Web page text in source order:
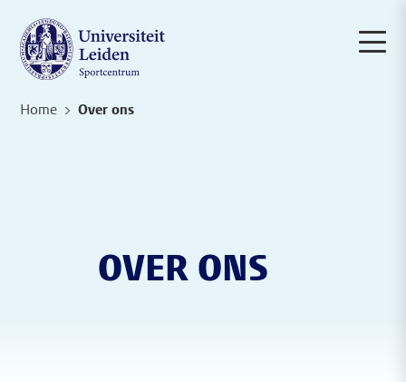
Home Over ons
OVER ONS